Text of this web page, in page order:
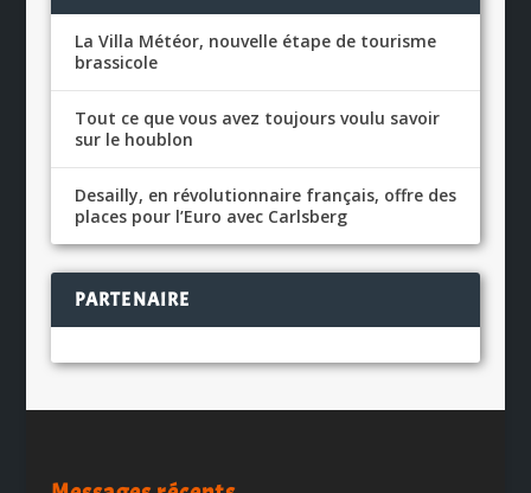
La Villa Météor, nouvelle étape de tourisme
brassicole
Tout ce que vous avez toujours voulu savoir
sur le houblon
Desailly, en révolutionnaire français, offre des
places pour l’Euro avec Carlsberg
PARTENAIRE